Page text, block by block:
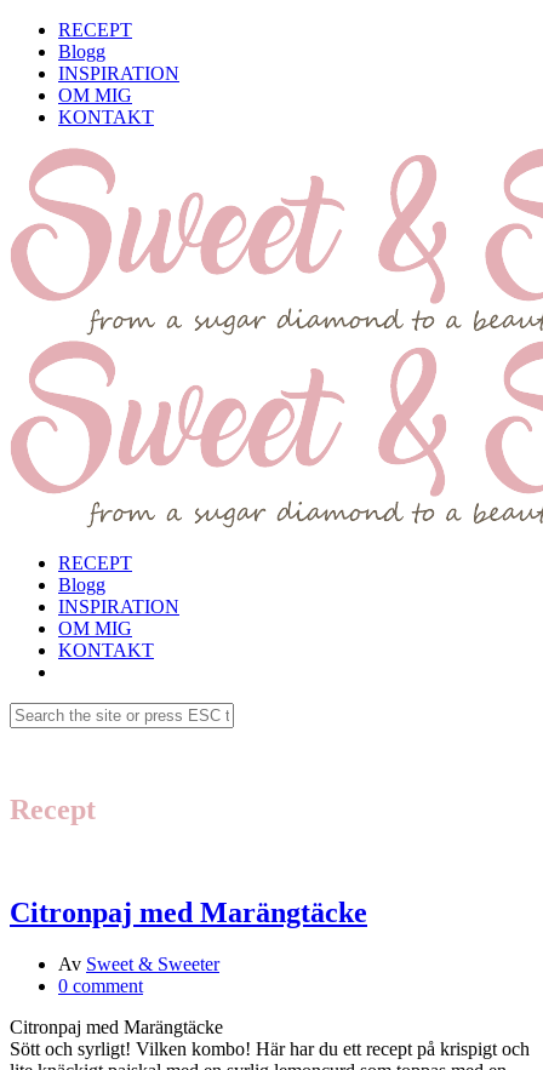
RECEPT
Blogg
INSPIRATION
OM MIG
KONTAKT
RECEPT
Blogg
INSPIRATION
OM MIG
KONTAKT
Recept
Citronpaj med Marängtäcke
Av Sweet & Sweeter
0 comment
Citronpaj med Marängtäcke
Sött och syrligt! Vilken kombo! Här har du ett recept på krispigt och